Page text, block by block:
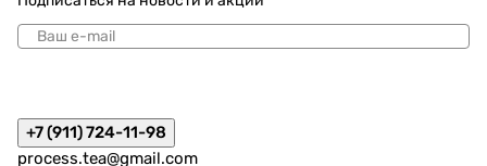
+7 (911) 724-11-98
process.tea@gmail.com